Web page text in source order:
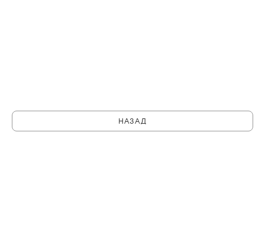
НАЗАД